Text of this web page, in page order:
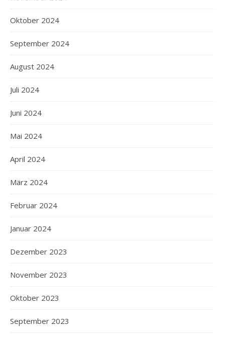
Oktober 2024
September 2024
August 2024
Juli 2024
Juni 2024
Mai 2024
April 2024
März 2024
Februar 2024
Januar 2024
Dezember 2023
November 2023
Oktober 2023
September 2023